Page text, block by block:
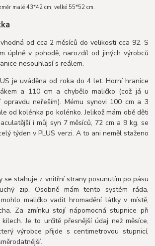
malé 43*42 cm, velké 55*52 cm.
od cca 2 měsíců do velikosti cca 92. S
úplně v pohodě, narozdíl od jiných výrobců
nesouhlasí s reálem.
je uváděna od roka do 4 let. Horní hranice
a 110 cm a chybělo maličko (což já u
neřeším). Mému synovi 100 cm a 3
od kolénka po kolénko. Jelikož mám obě děti
i můj syn 7 měsíců, 72 cm a 9 kg, se
týden v PLUS verzi. A to ani neměl staženo
se stahuje z vnitřní strany posunutím po pásu
zip. Osobně mám tento systém ráda,
maličko vadit hromadění látky v místě,
Za zmínku stojí nápomocná stupnice při
Je to určitě přesnější údaj než měsíce,
výrobce přijde s centimetrovou stupnicí,